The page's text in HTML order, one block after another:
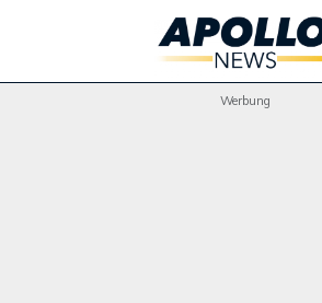
Werbung